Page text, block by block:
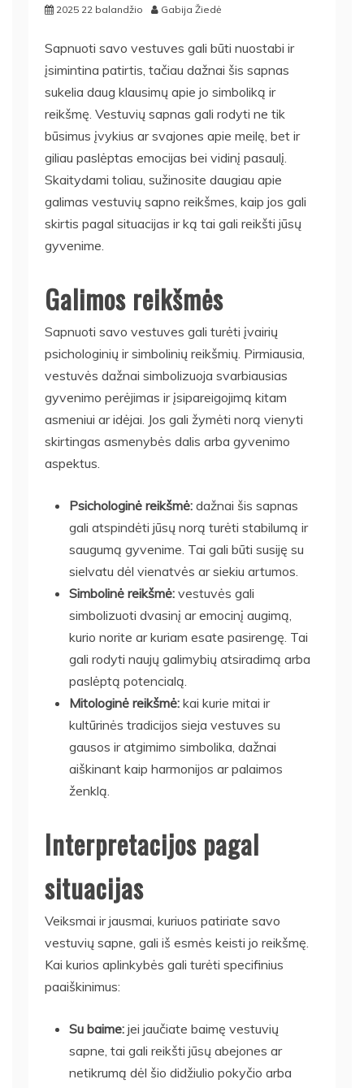
2025 22 balandžio Gabija Žiedė
Sapnuoti savo vestuves gali būti nuostabi ir
įsimintina patirtis, tačiau dažnai šis sapnas
sukelia daug klausimų apie jo simboliką ir
reikšmę. Vestuvių sapnas gali rodyti ne tik
būsimus įvykius ar svajones apie meilę, bet ir
giliau paslėptas emocijas bei vidinį pasaulį.
Skaitydami toliau, sužinosite daugiau apie
galimas vestuvių sapno reikšmes, kaip jos gali
skirtis pagal situacijas ir ką tai gali reikšti jūsų
gyvenime.
Galimos reikšmės
Sapnuoti savo vestuves gali turėti įvairių
psichologinių ir simbolinių reikšmių. Pirmiausia,
vestuvės dažnai simbolizuoja svarbiausias
gyvenimo perėjimas ir įsipareigojimą kitam
asmeniui ar idėjai. Jos gali žymėti norą vienyti
skirtingas asmenybės dalis arba gyvenimo
aspektus.
Psichologinė reikšmė: dažnai šis sapnas
gali atspindėti jūsų norą turėti stabilumą ir
saugumą gyvenime. Tai gali būti susiję su
sielvatu dėl vienatvės ar siekiu artumos.
Simbolinė reikšmė: vestuvės gali
simbolizuoti dvasinį ar emocinį augimą,
kurio norite ar kuriam esate pasirengę. Tai
gali rodyti naujų galimybių atsiradimą arba
paslėptą potencialą.
Mitologinė reikšmė: kai kurie mitai ir
kultūrinės tradicijos sieja vestuves su
gausos ir atgimimo simbolika, dažnai
aiškinant kaip harmonijos ar palaimos
ženklą.
Interpretacijos pagal
situacijas
Veiksmai ir jausmai, kuriuos patiriate savo
vestuvių sapne, gali iš esmės keisti jo reikšmę.
Kai kurios aplinkybės gali turėti specifinius
paaiškinimus:
Su baime: jei jaučiate baimę vestuvių
sapne, tai gali reikšti jūsų abejones ar
netikrumą dėl šio didžiulio pokyčio arba